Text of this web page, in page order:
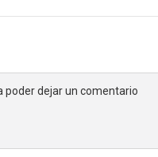
poder dejar un comentario